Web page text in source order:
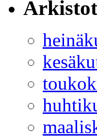
Arkistot